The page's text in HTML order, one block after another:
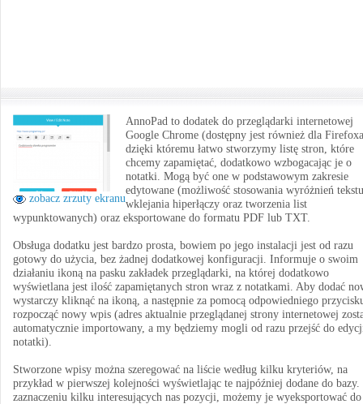
zobacz zrzuty ekranu
AnnoPad to dodatek do przeglądarki internetowej
Google Chrome (dostępny jest również dla
dzięki któremu łatwo stworzymy listę stron, które
chcemy zapamiętać, dodatkowo wzbogacając je o
notatki. Mogą być one w podstawowym zakresie
edytowane (możliwość stosowania wyróżnień
wklejania hiperłączy oraz tworzenia list
wypunktowanych) oraz eksportowane do formatu PDF lub TXT.
Obsługa dodatku jest bardzo prosta, bowiem po jego instalacji jest od razu
gotowy do użycia, bez żadnej dodatkowej konfiguracji. Informuje o swoim
działaniu ikoną na pasku zakładek przeglądarki, na której dodatkowo
wyświetlana jest ilość zapamiętanych stron wraz z notatkami. Aby dodać
wystarczy kliknąć na ikoną, a następnie za pomocą odpowiedniego
rozpocząć nowy wpis (adres aktualnie przeglądanej strony internetowej
automatycznie importowany, a my będziemy mogli od razu przejść do
notatki).
Stworzone wpisy można szeregować na liście według kilku kryteriów, na
przykład w pierwszej kolejności wyświetlając te najpóźniej dodane do bazy.
zaznaczeniu kilku interesujących nas pozycji, możemy je wyeksportować do